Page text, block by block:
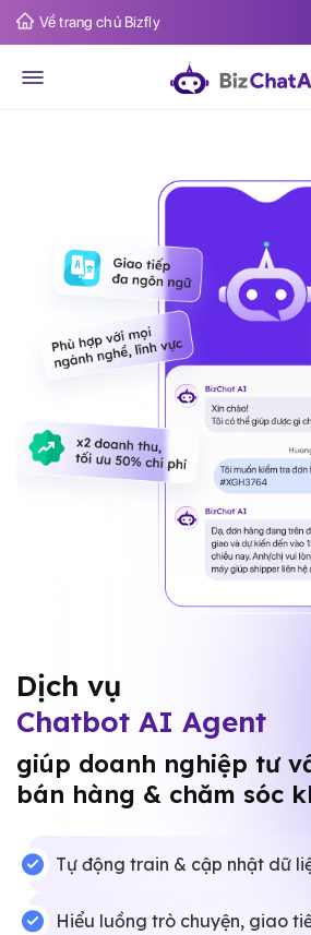
Về trang chủ Bizfly
Dịch vụ
Chatbot AI Agent
giúp doanh nghiệp tư
bán hàng & chăm sóc
Tự động train & cập nhật dữ
Hiểu luồng trò chuyện, giao